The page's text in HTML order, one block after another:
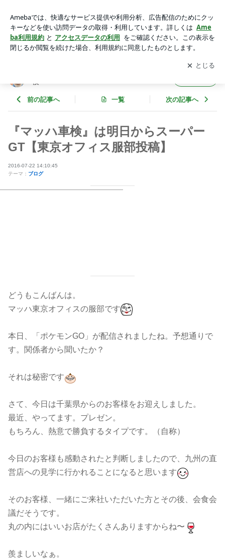
稿】 | 玉中哲二「DRIVER'S BLOG」withマッハ車検
アプリをダウンロードして ブログの更新通知
を受け取りまし
ょう。
開く
検
前の記事へ 一覧 次の記事へ
『マッハ車検』は明日からスーパー
GT【東京オフィス服部投稿】
2016-07-22 14:10:45
テーマ： ブログ
どうもこんばんは。
マッハ東京オフィスの服部です
本日、「ポケモンGO 」が配信されましたね。 予想通りで
す。関係者から聞いたか？
それは秘密です
さて、今日は千葉県からのお客様をお迎えしました。
最近、やってます。プレゼン。
もちろん、熱意で勝負するタイプです。（自称）
今日のお客様も感動されたと判断しましたので、 九州の直
営店への見学に行かれることになると思います
そのお客様、一緒にご来社いただいた方とその後、会食会
議だそうです。
丸の内にはいいお店がたくさんありますからね〜
羨ましいなぁ。